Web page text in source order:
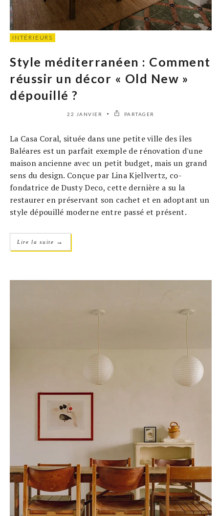
INTÉRIEURS
Style méditerranéen : Comment
réussir un décor « Old New »
dépouillé ?
22 JANVIER PARTAGER
La Casa Coral, située dans une petite ville des îles
Baléares est un parfait exemple de rénovation d'une
maison ancienne avec un petit budget, mais un grand
sens du design. Conçue par Lina Kjellvertz, co-
fondatrice de Dusty Deco, cette dernière a su la
restaurer en préservant son cachet et en adoptant un
style dépouillé moderne entre passé et présent.
Lire la suite →